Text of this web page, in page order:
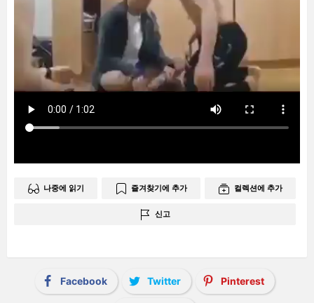
나중에 읽기 즐겨찾기에 추가 컬렉션에 추가
신고
Facebook Twitter Pinterest